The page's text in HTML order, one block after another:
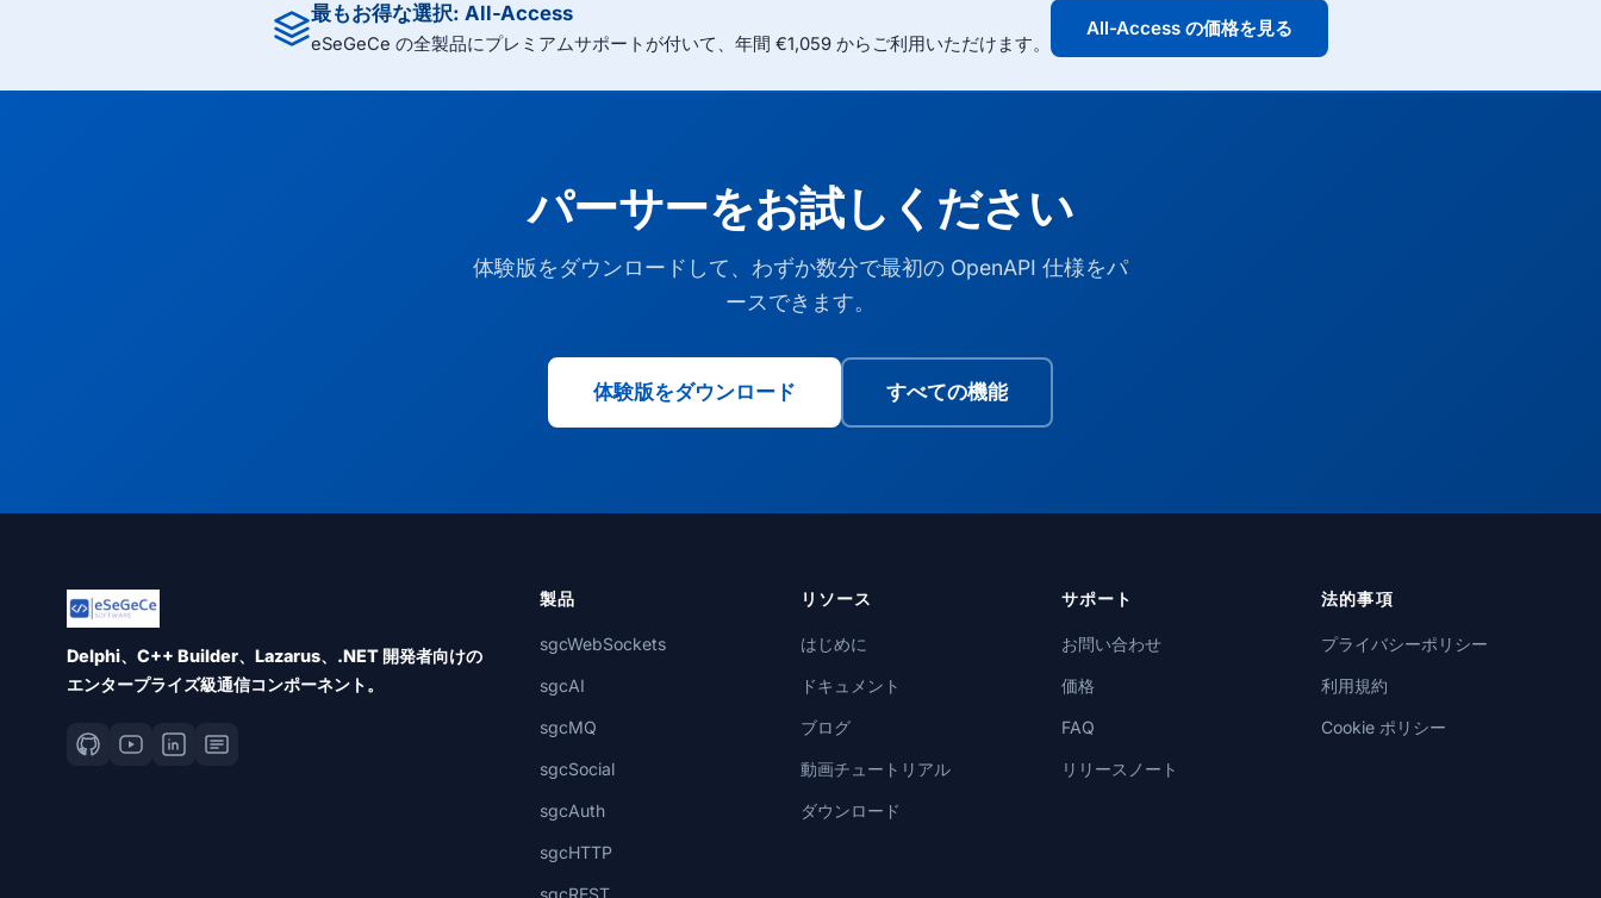
最もお得な選択: All-Access
eSeGeCe の全製品にプレミアムサポートが付いて、年間 €1,059 からご利用いただけます。
All-Access の価格を見る
パーサーをお試しください
体験版をダウンロードして、わずか数分で最初の OpenAPI 仕様をパ
ースできます。
体験版をダウンロード すべての機能
Delphi、C++ Builder、Lazarus、.NET 開発者向けの
エンタープライズ級通信コンポーネント。
製品
sgcWebSockets
sgcAI
sgcMQ
sgcSocial
sgcAuth
sgcHTTP
sgcREST
リソース
はじめに
ドキュメント
ブログ
動画チュートリアル
ダウンロード
サポート
お問い合わせ
価格
FAQ
リリースノート
法的事項
プライバシーポリシー
利用規約
Cookie ポリシー